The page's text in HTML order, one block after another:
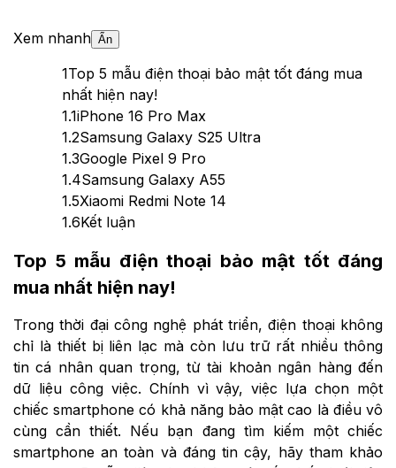
Xem nhanh Ẩn
1Top 5 mẫu điện thoại bảo mật tốt đáng mua
nhất hiện nay!
1.1iPhone 16 Pro Max
1.2Samsung Galaxy S25 Ultra
1.3Google Pixel 9 Pro
1.4Samsung Galaxy A55
1.5Xiaomi Redmi Note 14
1.6Kết luận
Top 5 mẫu điện thoại bảo mật tốt đáng
mua nhất hiện nay!
Trong thời đại công nghệ phát triển, điện thoại không
chỉ là thiết bị liên lạc mà còn lưu trữ rất nhiều thông
tin cá nhân quan trọng, từ tài khoản ngân hàng đến
dữ liệu công việc. Chính vì vậy, việc lựa chọn một
chiếc smartphone có khả năng bảo mật cao là điều vô
cùng cần thiết. Nếu bạn đang tìm kiếm một chiếc
smartphone an toàn và đáng tin cậy, hãy tham khảo